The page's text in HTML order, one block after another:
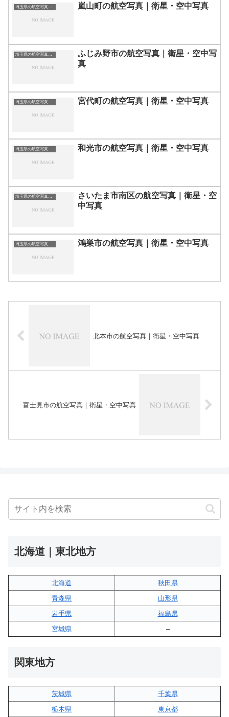
嵐山町の航空写真｜衛星・空中写真
ふじみ野市の航空写真｜衛星・空中写
真
宮代町の航空写真｜衛星・空中写真
埼玉県の航空写真・空中写真 和光市の航空写真｜衛星・空中写真
埼玉県の航空写真・空中写真
さいたま市南区の航空写真｜衛星・空
中写真
埼玉県の航空写真・空中写真 鴻巣市の航空写真｜衛星・空中写真
北本市の航空写真｜衛星・空中写真
富士見市の航空写真｜衛星・空中写真
北海道｜東北地方
北海道
秋田県
青森県
山形県
岩手県
福島県
宮城県
–
関東地方
茨城県
千葉県
栃木県
東京都